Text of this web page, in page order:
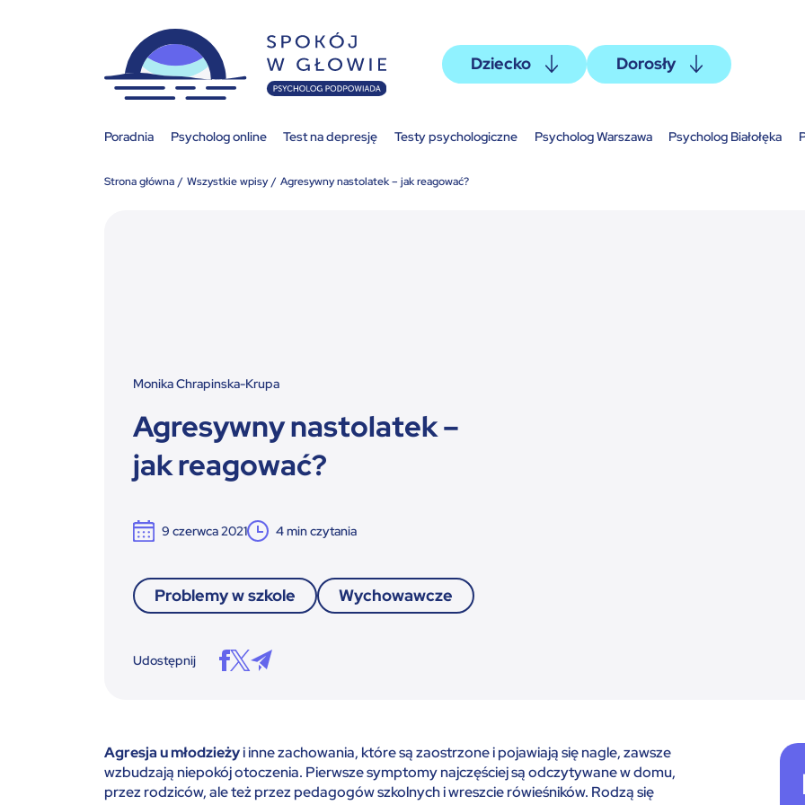
Dziecko Dorosły
Poradnia Psycholog online Test na depresję Testy psychologiczne Psycholog Warszawa Psycholog Białołęka
Strona główna Wszystkie wpisy Agresywny nastolatek – jak reagować?
Monika Chrapinska-Krupa
Agresywny nastolatek –
jak reagować?
9 czerwca 2021 4min czytania
Problemy w szkole Wychowawcze
Udostępnij
Agresja u młodzieżyi inne zachowania, które są zaostrzone i pojawiają się nagle, zawsze
wzbudzają niepokój otoczenia. Pierwsze symptomy najczęściej są odczytywane w domu,
przez rodziców, ale też przez pedagogów szkolnych i wreszcie rówieśników. Rodzą się